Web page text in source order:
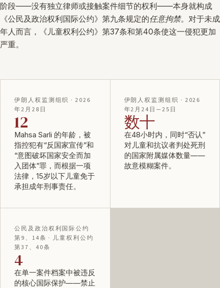
阶段——没有独立律师或接触案件细节的权利——本身就构成
《公民及政治权利国际公约》第九条规定的任意拘禁。对于未成
年人而言，《儿童权利公约》第37条和第40条使这一侵犯更加
严重。
伊朗人权监测组织 · 2026
年2月28日
12
Mahsa Sarli 的年龄，被
指控犯有“反国家宣传”和
“意图破坏国家安全而加
入团体”罪，而根据一项
法律，15岁以下儿童免于
承担成年刑事责任。
伊朗人权监测组织 · 2026
年2月24日—25日
数十
在48小时内，同时“否认”
对儿童和抗议者判处死刑
的国家附属媒体数量——
故意模糊案件。
公民及政治权利国际公约
第9、14条 · 儿童权利公约
第37、40条
4
在单一案件档案中被违反
的核心国际保护——禁止